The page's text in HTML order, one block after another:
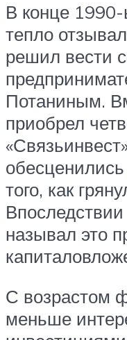
В конце
тепло
решил вести
Потаниным.
приобрел
того, как
называл это
С возрастом
меньше